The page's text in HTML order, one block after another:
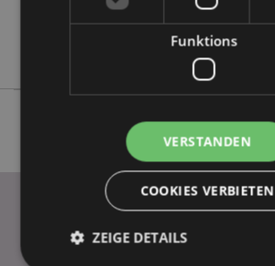
Keine
WICHTIGE INFORMATION
Funktions
VERSTANDEN
COOKIES VERBIETEN
ZEIGE DETAILS